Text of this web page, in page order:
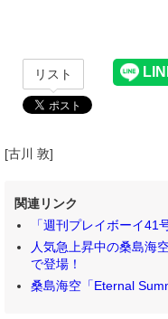
リスト
[古川 敦]
関連リンク
「週刊プレイボーイ41号
人気急上昇中の桑島海
で登場！
桑島海空「Eternal